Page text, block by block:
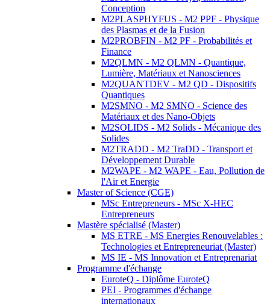
Conception
M2PLASPHYFUS - M2 PPF - Physique
des Plasmas et de la Fusion
M2PROBFIN - M2 PF - Probabilités et
Finance
M2QLMN - M2 QLMN - Quantique,
Lumière, Matériaux et Nanosciences
M2QUANTDEV - M2 QD - Dispositifs
Quantiques
M2SMNO - M2 SMNO - Science des
Matériaux et des Nano-Objets
M2SOLIDS - M2 Solids - Mécanique des
Solides
M2TRADD - M2 TraDD - Transport et
Développement Durable
M2WAPE - M2 WAPE - Eau, Pollution de
l'Air et Energie
Master of Science (CGE)
MSc Entrepreneurs - MSc X-HEC
Entrepreneurs
Mastère spécialisé (Master)
MS ETRE - MS Energies Renouvelables :
Technologies et Entrepreneuriat (Master)
MS IE - MS Innovation et Entreprenariat
Programme d'échange
EuroteQ - Diplôme EuroteQ
PEI - Programmes d'échange
internationaux